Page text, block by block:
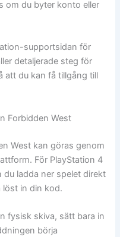
om du byter konto eller
supportsidan för
detaljerade steg för
att du kan få tillgång till
Forbidden West
West kan göras genom
För PlayStation 4
ladda ner spelet direkt
löst in din kod.
fysisk skiva, sätt bara in
börja